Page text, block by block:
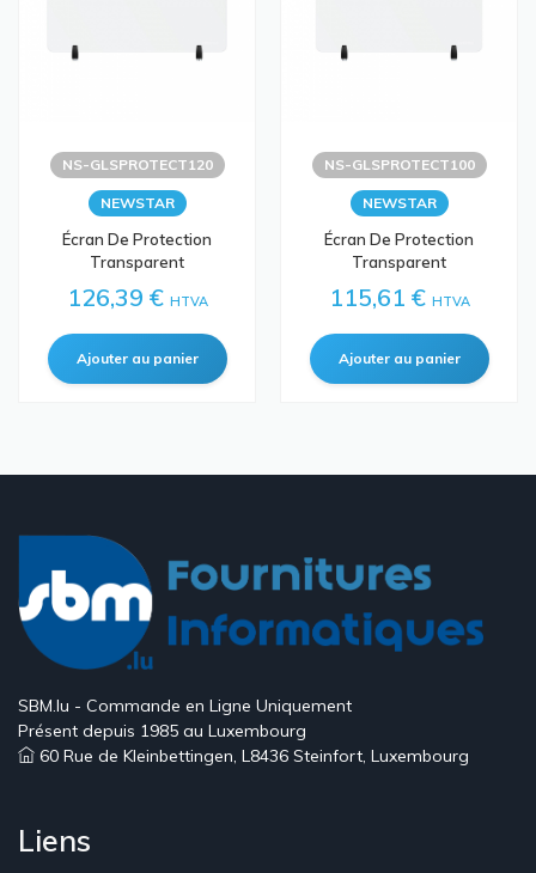
NS-GLSPROTECT120
NEWSTAR
Écran De Protection
Transparent
126,39 € HTVA
NS-GLSPROTECT100
NEWSTAR
Écran De Protection
Transparent
115,61 € HTVA
SBM.lu - Commande en Ligne Uniquement
Présent depuis 1985 au Luxembourg
60 Rue de Kleinbettingen, L8436 Steinfort, Luxembourg
Liens